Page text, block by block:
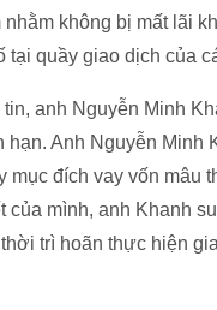
không bị mất lãi
tại quầy giao dịch của
anh Nguyễn Minh
hạn. Anh Nguyễn
mục đích vay vốn
của mình, anh Khanh
trì hoãn thực hiện